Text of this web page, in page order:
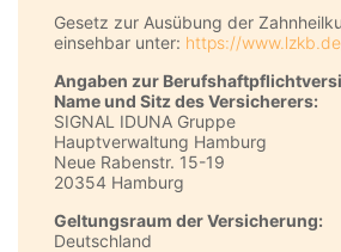
Gesetz zur Ausübung der
einsehbar unter: https://
Angaben zur
Name und Sitz des Versicherers:
SIGNAL IDUNA Gruppe
Hauptverwaltung Hamburg
Neue Rabenstr. 15-19
20354 Hamburg
Geltungsraum der Versicherung:
Deutschland